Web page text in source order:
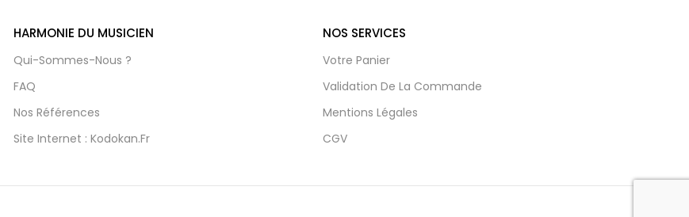
HARMONIE DU MUSICIEN
Qui-Sommes-Nous ?
FAQ
Nos Références
Site Internet : Kodokan.fr
NOS SERVICES
Votre Panier
Validation De La Commande
Mentions Légales
CGV